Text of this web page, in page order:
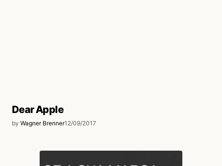
Dear Apple
by Wagner Brenner12/09/2017